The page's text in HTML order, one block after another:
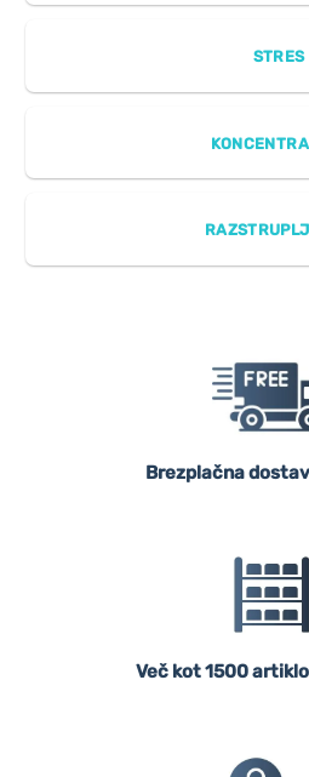
STRES
Brezplačna
Več kot 1500